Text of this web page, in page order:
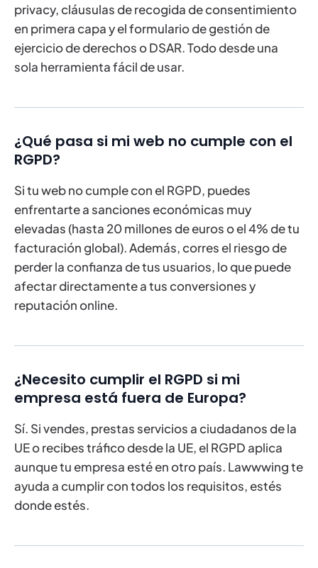
privacy, cláusulas de recogida de consentimiento
en primera capa y el formulario de gestión de
ejercicio de derechos o DSAR. Todo desde una
sola herramienta fácil de usar.
¿Qué pasa si mi web no cumple con el
RGPD?
Si tu web no cumple con el RGPD, puedes
enfrentarte a sanciones económicas muy
elevadas (hasta 20 millones de euros o el 4% de tu
facturación global). Además, corres el riesgo de
perder la confianza de tus usuarios, lo que puede
afectar directamente a tus conversiones y
reputación online.
¿Necesito cumplir el RGPD si mi
empresa está fuera de Europa?
Sí. Si vendes, prestas servicios a ciudadanos de la
UE o recibes tráfico desde la UE, el RGPD aplica
aunque tu empresa esté en otro país. Lawwwing te
ayuda a cumplir con todos los requisitos, estés
donde estés.